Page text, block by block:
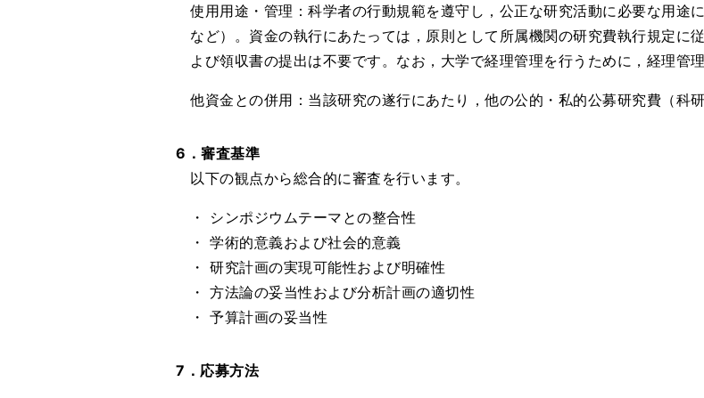
使用用途・管理：科学者の行動規範を遵守し，公正な研究活動に必要な用途
など）。資金の執行にあたっては，原則として所属機関の研究費執行規定に
よび領収書の提出は不要です。なお，大学で経理管理を行うために，経理管
他資金との併用：当該研究の遂行にあたり，他の公的・私的公募研究費（科
6．審査基準
以下の観点から総合的に審査を行います。
・ シンポジウムテーマとの整合性
・ 学術的意義および社会的意義
・ 研究計画の実現可能性および明確性
・ 方法論の妥当性および分析計画の適切性
・ 予算計画の妥当性
7．応募方法